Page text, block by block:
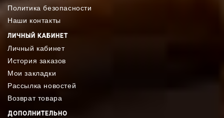
Политика безопасности
Наши контакты
ЛИЧНЫЙ КАБИНЕТ
Личный кабинет
История заказов
Мои закладки
Рассылка новостей
Возврат товара
ДОПОЛНИТЕЛЬНО